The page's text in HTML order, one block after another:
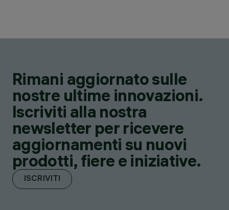
Rimani aggiornato sulle
nostre ultime innovazioni.
Iscriviti alla nostra
newsletter per ricevere
aggiornamenti su nuovi
prodotti, fiere e iniziative.
ISCRIVITI